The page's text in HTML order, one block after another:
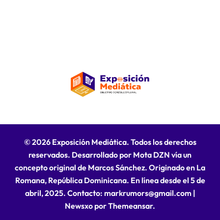
© 2026 Exposición Mediática. Todos los derechos
reservados. Desarrollado por Mota DZN vía un
concepto original de Marcos Sánchez. Originado en La
Romana, República Dominicana. En línea desde el 5 de
abril, 2025. Contacto: markrumors@gmail.com |
Newsxo porThemeansar.